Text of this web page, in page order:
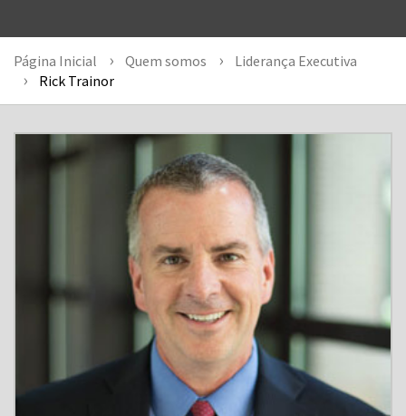
Página Inicial Quem somos
Liderança Executiva
Rick Trainor